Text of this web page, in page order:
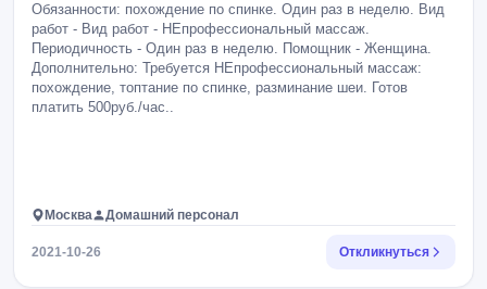
Обязанности: похождение по спинке. Один раз в неделю. Вид
работ - Вид работ - НЕпрофессиональный массаж.
Периодичность - Один раз в неделю. Помощник - Женщина.
Дополнительно: Требуется НЕпрофессиональный массаж:
похождение, топтание по спинке, разминание шеи. Готов
платить 500руб./час..
Москва Домашний персонал
2021-10-26 Откликнуться